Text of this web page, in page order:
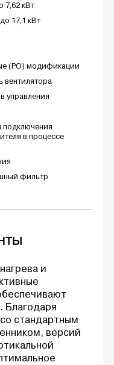
7,62 кВт
17,1 кВт
(PO) модификации
вентилятора
управления
в процессе
фильтр
и
Благодаря
стандартным
версий